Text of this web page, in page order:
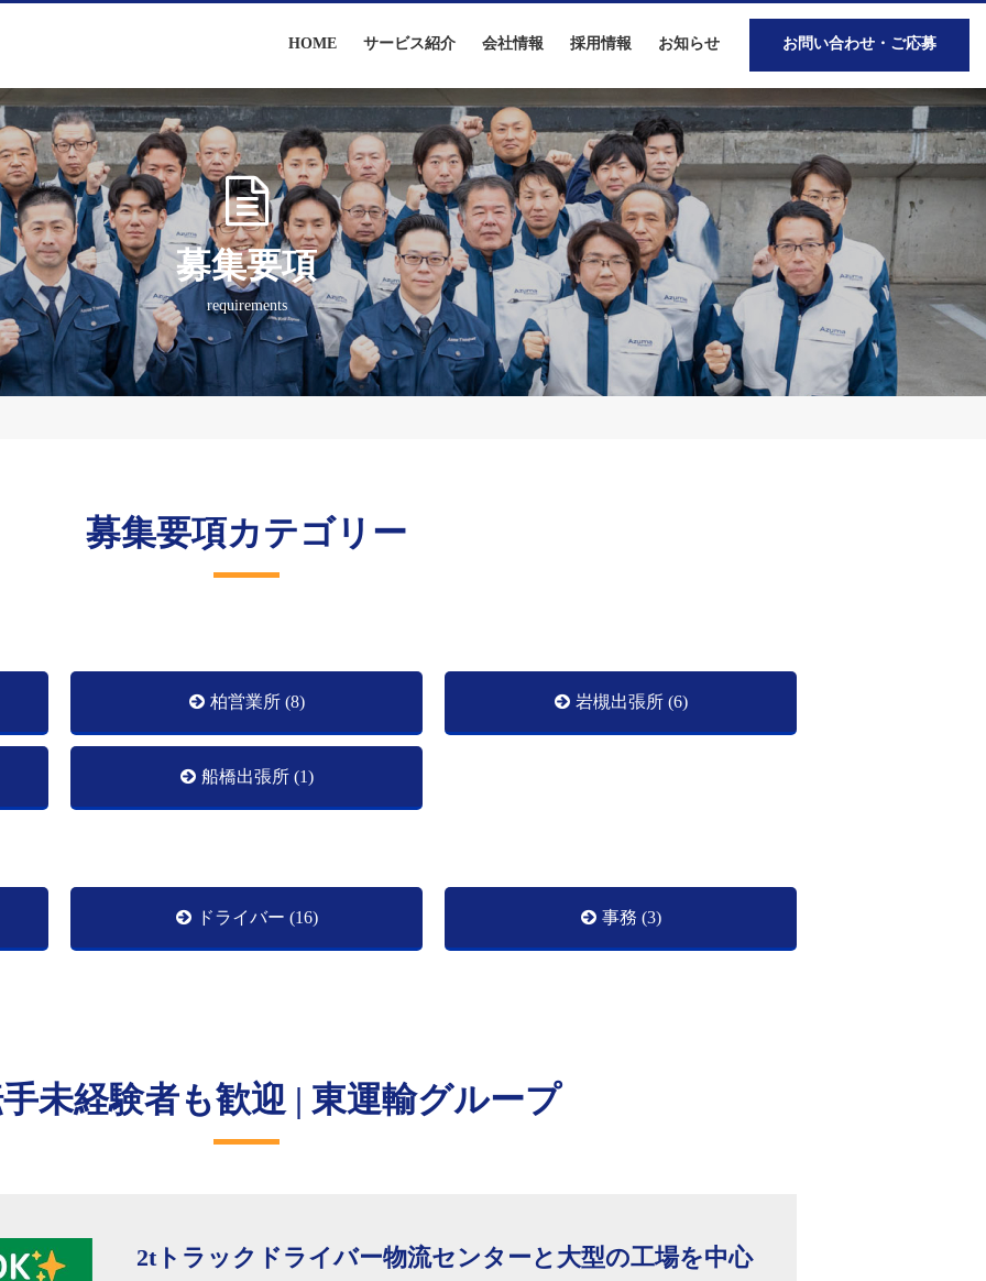
HOME サービス紹介 会社情報 採用情報 お知らせ お問い合わせ・ご応募
募集要項
requirements
募集要項カテゴリー
柏営業所 (8) 岩槻出張所 (6)
船橋出張所 (1)
ドライバー (16) 事務 (3)
未経験者も歓迎 | 東運輸グループ
2tトラックドライバー物流センターと大型の工場を中心